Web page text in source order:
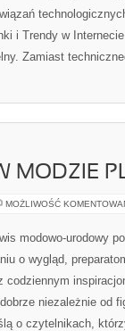
i Trendy w
Zamiast
MODZIE
MOŻLIWOŚĆ
modowo-urodowy
o wygląd,
codziennym
niezależnie od
o czytelnikach,